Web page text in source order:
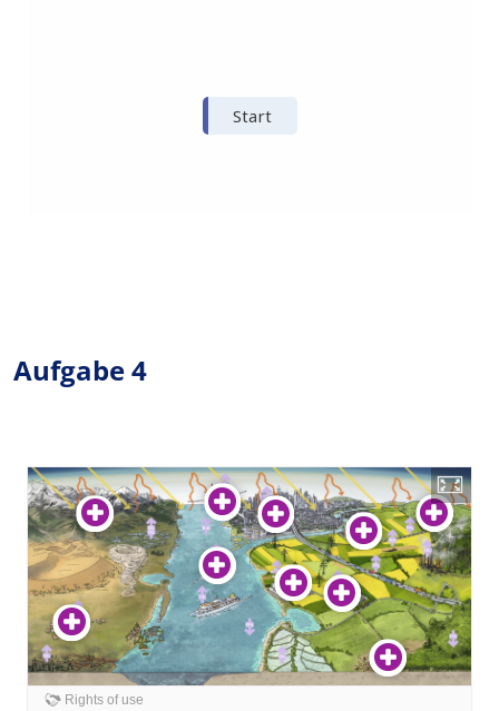
Aufgabe 4